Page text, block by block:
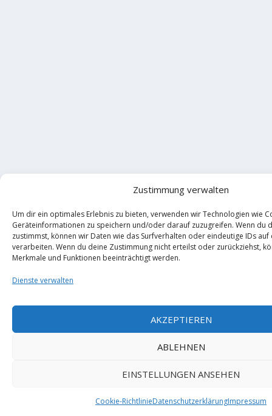
Zustimmung verwalten
Um dir ein optimales Erlebnis zu bieten, verwenden wir Technologien wie
Geräteinformationen zu speichern und/oder darauf zuzugreifen. Wenn du
zustimmst, können wir Daten wie das Surfverhalten oder eindeutige IDs
verarbeiten. Wenn du deine Zustimmung nicht erteilst oder zurückziehst,
Merkmale und Funktionen beeinträchtigt werden.
Dienste verwalten
AKZEPTIEREN
ABLEHNEN
EINSTELLUNGEN ANSEHEN
Cookie-RichtlinieDatenschutzerklärungImpressum